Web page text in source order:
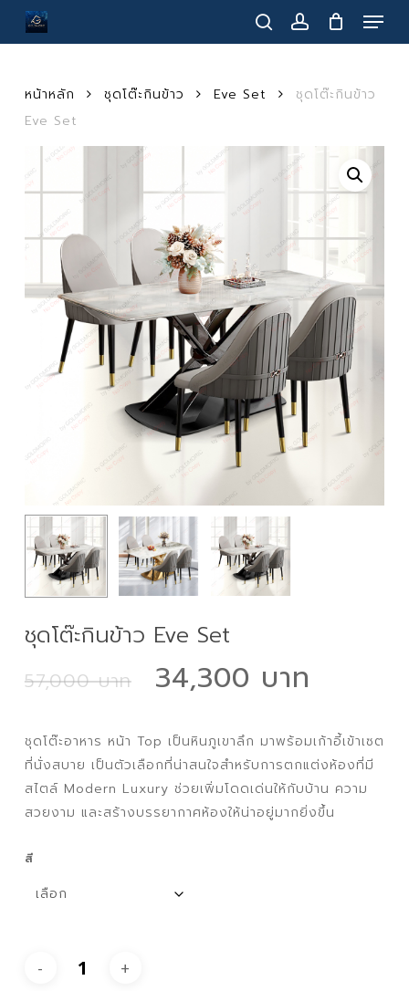
Skip
searchaccount
Menu
หน้าหลัก ชุดโต๊ะกินข้าว Eve Set
ชุดโต๊ะกินข้าว
Eve Set
ชุดโต๊ะกินข้าว Eve Set
57,000 Original
price
was:
57,000 ฿.
34,300
is:
ชุดโต๊ะอาหาร หน้า Top เป็นหินภูเขาลึก มาพร้อมเก้าอี้เข้าเซต
ที่นั่งสบาย เป็นตัวเลือกที่น่าสนใจสำหรับการตกแต่งห้องที่มี
สไตล์ Modern Luxury ช่วยเพิ่มโดดเด่นให้กับบ้าน ความ
สวยงาม และสร้างบรรยากาศห้องให้น่าอยู่มากยิ่งขึ้น
สี